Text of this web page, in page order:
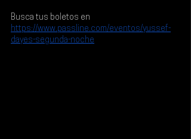
Busca tus boletos en
https://www.passline.com/eventos/yussef-
dayes-segunda-noche